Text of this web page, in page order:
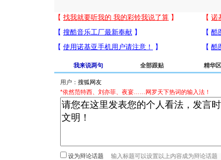
我来说两句 全部跟贴 精华区
用户：
*依然范特西、刘亦菲、夜宴……网罗天下热词的输入法！
设为辩论话题